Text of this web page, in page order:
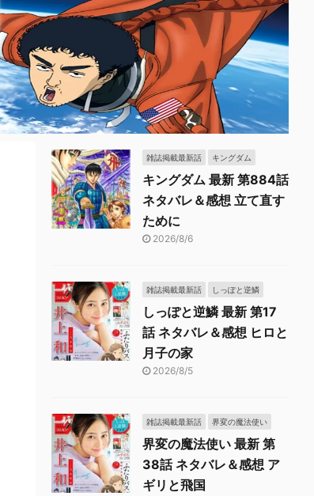
雑誌掲載最新話 キングダム
キングダム 最新 第884話
ネタバレ＆感想 立て直す
ために
2026/8/6
雑誌掲載最新話 しっぽと逆鱗
しっぽと逆鱗 最新 第17
話 ネタバレ＆感想 ヒロと
月子の家
2026/8/5
雑誌掲載最新話 界変の魔法使い
界変の魔法使い 最新 第
38話 ネタバレ＆感想 ア
ギリと飛国